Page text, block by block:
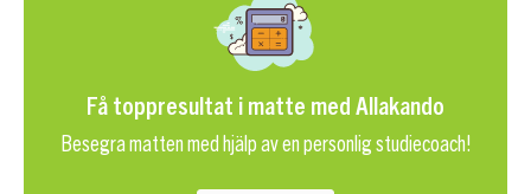
Få toppresultat i matte med Allakando
Besegra matten med hjälp av en personlig studiecoach!